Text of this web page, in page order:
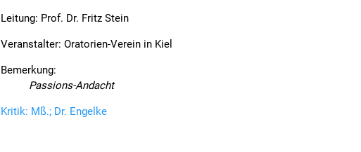
Leitung: Prof. Dr. Fritz Stein
Veranstalter: Oratorien-Verein in Kiel
Bemerkung:
Passions-Andacht
Kritik: Mß.; Dr. Engelke